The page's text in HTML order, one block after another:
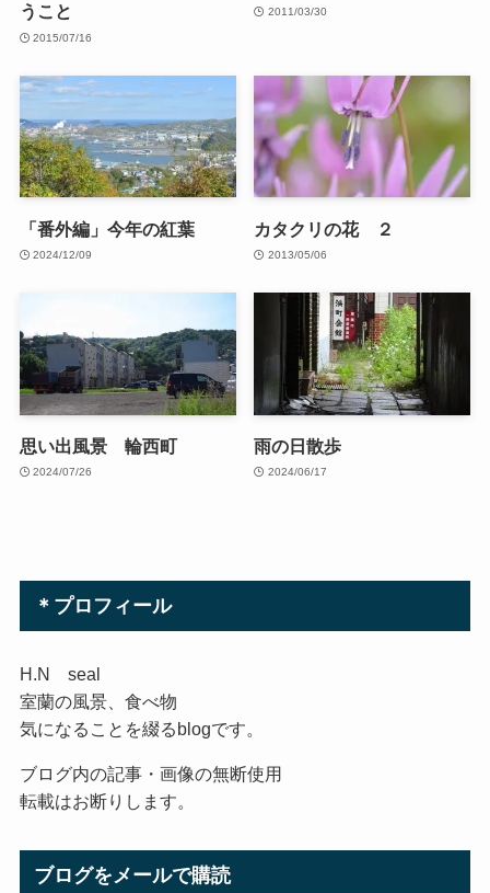
うこと
2015/07/16
2011/03/30
「番外編」今年の紅葉
2024/12/09
カタクリの花 ２
2013/05/06
思い出風景 輪西町
2024/07/26
雨の日散歩
2024/06/17
＊プロフィール
H.N seal
室蘭の風景、食べ物
気になることを綴るblogです。
ブログ内の記事・画像の無断使用
転載はお断りします。
ブログをメールで購読